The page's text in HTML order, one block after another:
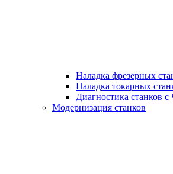
Наладка фрезерных
Наладка токарных
Диагностика станков
Модернизация станков